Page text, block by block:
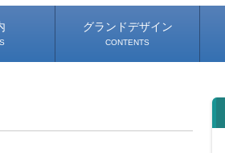
グランドデザイン
CONTENTS